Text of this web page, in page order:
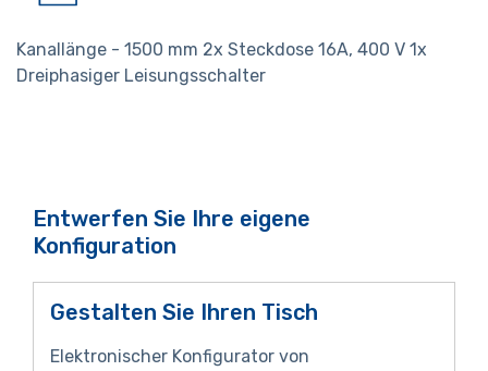
Kanallänge - 1500 mm 2x Steckdose 16A, 400 V 1x
Dreiphasiger Leisungsschalter
Entwerfen Sie Ihre eigene
Konfiguration
Gestalten Sie Ihren Tisch
Elektronischer Konfigurator von